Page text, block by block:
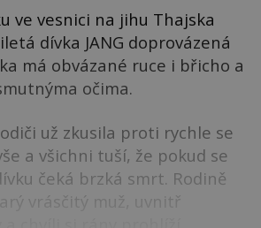
ve vesnici na jihu Thajska
dívka JANG doprovázená
má obvázané ruce i břicho a
očima.
už zkusila proti rychle se
a všichni tuší, že pokud se
čeká brzká smrt. Rodině
vrásčitý muž, uvnitř